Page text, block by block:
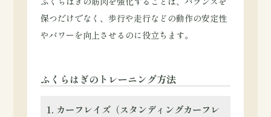
保つだけでなく、歩行や走行などの動作の安定性
やパワーを向上させるのに役立ちます。
ふくらはぎのトレーニング方法
1. カーフレイズ（スタンディングカーフレ